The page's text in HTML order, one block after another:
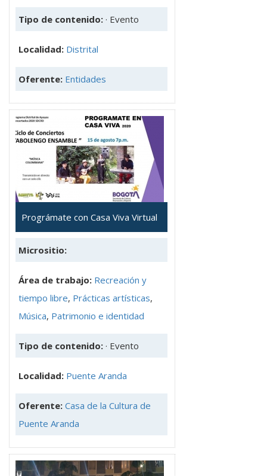
Tipo de contenido: · Evento
Localidad: Distrital
Oferente: Entidades
Prográmate con Casa Viva Virtual
Micrositio:
Área de trabajo: Recreación y
tiempo libre, Prácticas artísticas,
Música, Patrimonio e identidad
Tipo de contenido: · Evento
Localidad: Puente Aranda
Oferente: Casa de la Cultura de
Puente Aranda